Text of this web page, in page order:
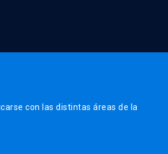
con las distintas áreas de la